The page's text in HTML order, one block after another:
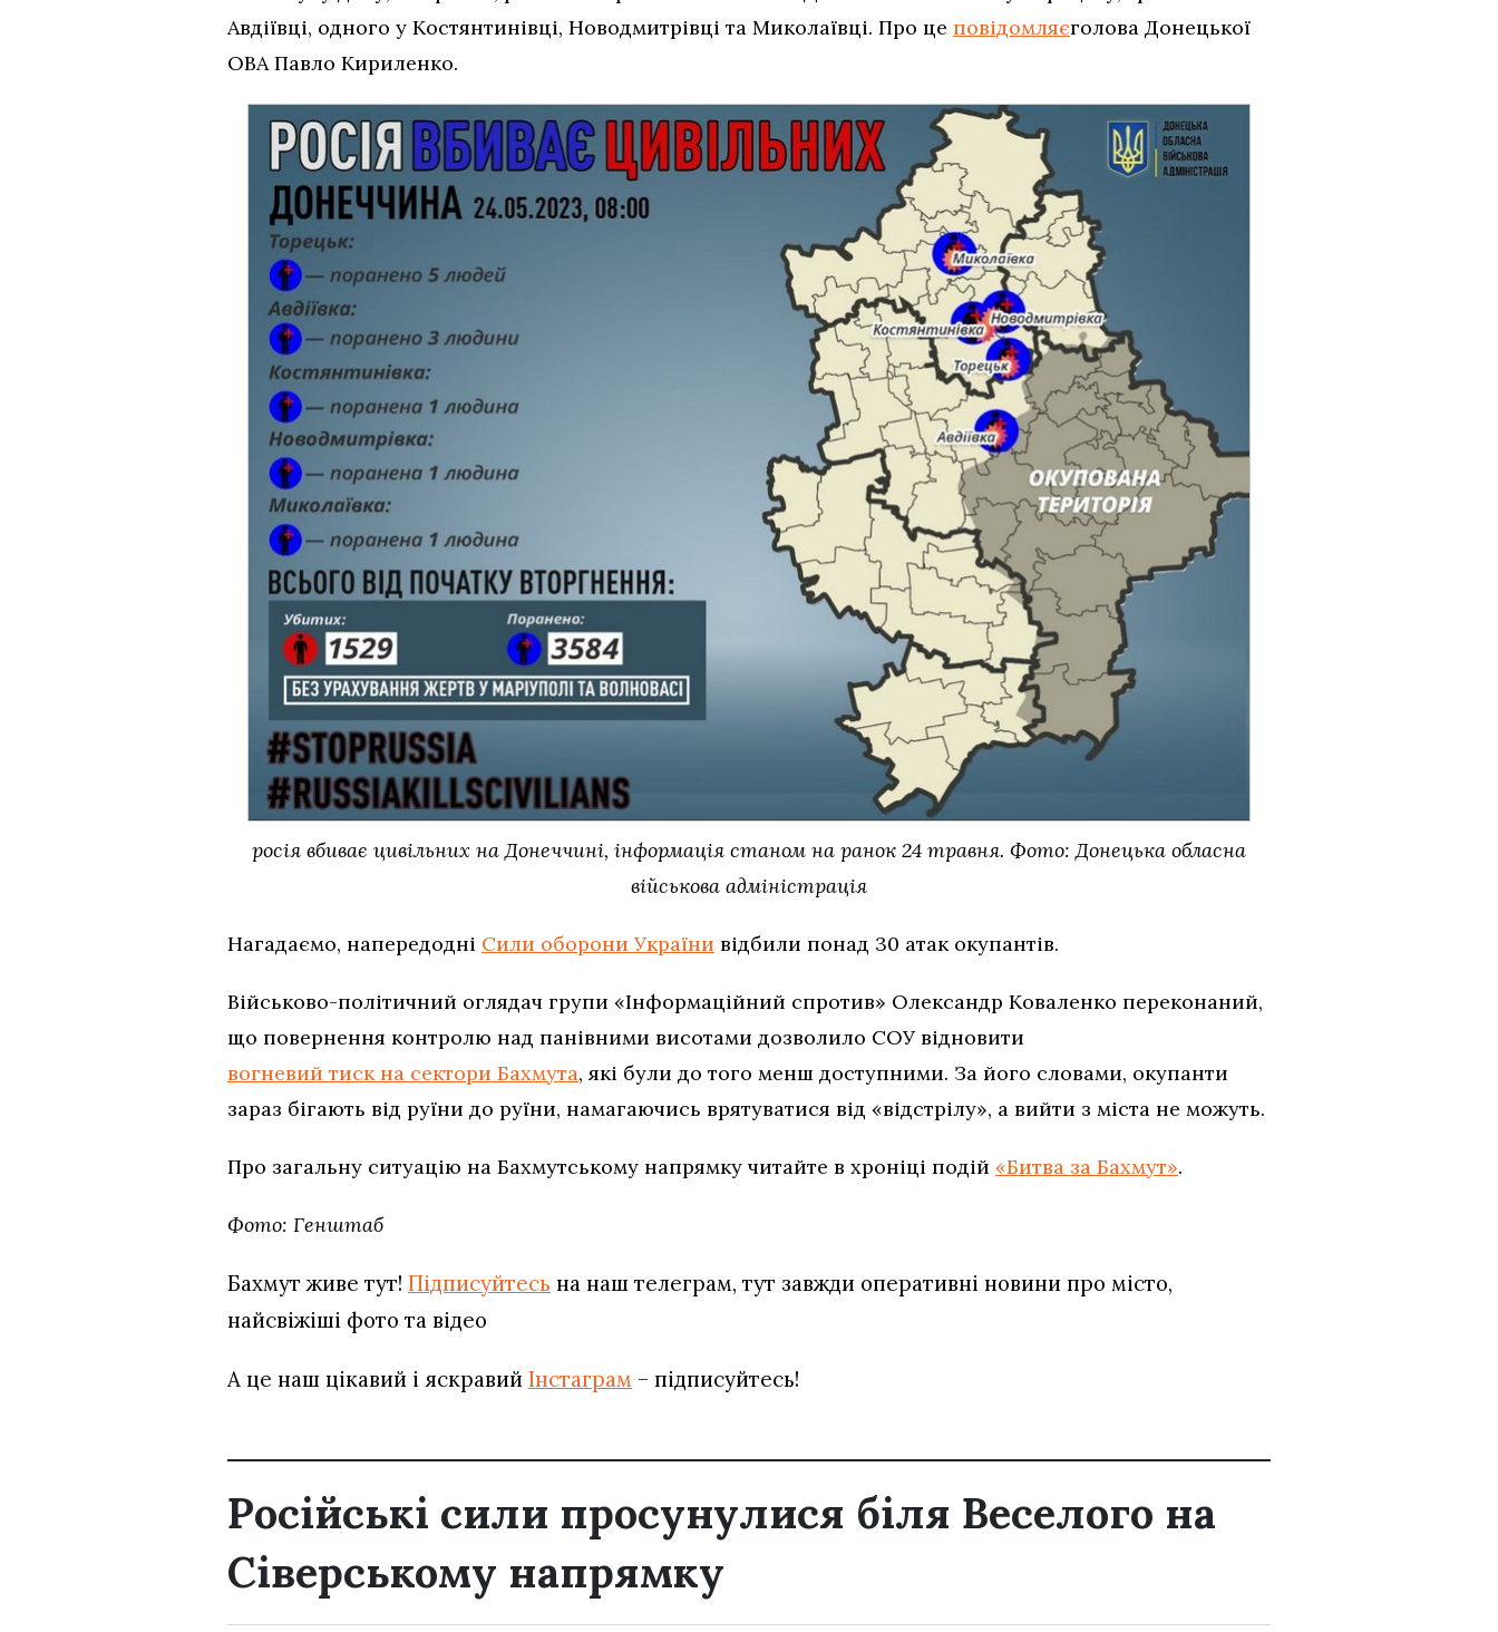
Авдіївці, одного у Костянтинівці, Новодмитрівці та Миколаївці. Про це повідомляєголова Донецької
ОВА Павло Кириленко.
росія вбиває цивільних на Донеччині, інформація станом на ранок 24 травня. Фото: Донецька обласна
військова адміністрація
Нагадаємо, напередодні Сили оборони України відбили понад 30 атак окупантів.
Військово-політичний оглядач групи «Інформаційний спротив» Олександр Коваленко переконаний,
що повернення контролю над панівними висотами дозволило СОУ відновити
вогневий тиск на сектори Бахмута, які були до того менш доступними. За його словами, окупанти
зараз бігають від руїни до руїни, намагаючись врятуватися від «відстрілу», а вийти з міста не можуть.
Про загальну ситуацію на Бахмутському напрямку читайте в хроніці подій «Битва за Бахмут».
Фото: Генштаб
Бахмут живе тут! Підписуйтесь на наш телеграм, тут завжди оперативні новини про місто,
найсвіжіші фото та відео
А це наш цікавий і яскравий Інстаграм – підписуйтесь!
Російські сили просунулися біля Веселого на
Сіверському напрямку